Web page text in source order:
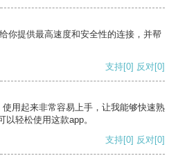
你提供最高速度和安全性的连接，并帮
支持[0] 反对[0]
用起来非常容易上手，让我能够快速熟
轻松使用这款app。
支持[0] 反对[0]